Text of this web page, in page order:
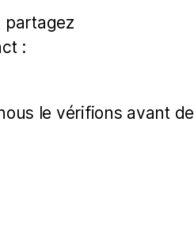
partagez
:
le vérifions avant de